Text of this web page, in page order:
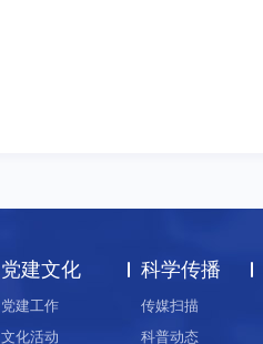
党建文化
党建工作
文化活动
科学传播
传媒扫描
科普动态